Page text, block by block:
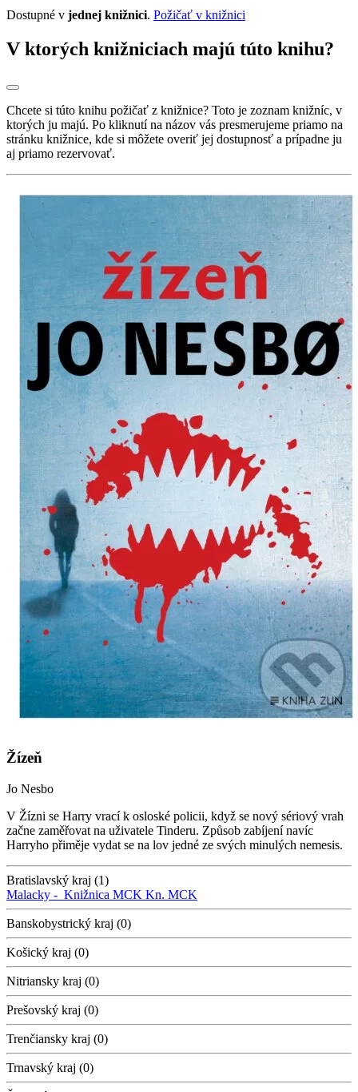
Dostupné v jednej knižnici. Požičať v knižnici
V ktorých knižniciach majú túto knihu?
Chcete si túto knihu požičať z knižnice? Toto je zoznam knižníc, v
ktorých ju majú. Po kliknutí na názov vás presmerujeme priamo na
stránku knižnice, kde si môžete overiť jej dostupnosť a prípadne ju
aj priamo rezervovať.
Žízeň
Jo Nesbo
V Žízni se Harry vrací k osloské policii, když se nový sériový vrah
začne zaměřovat na uživatele Tinderu. Způsob zabíjení navíc
Harryho přiměje vydat se na lov jedné ze svých minulých nemesis.
Bratislavský kraj (1)
Malacky - Knižnica MCK Kn. MCK
Banskobystrický kraj (0)
Košický kraj (0)
Nitriansky kraj (0)
Prešovský kraj (0)
Trenčiansky kraj (0)
Trnavský kraj (0)